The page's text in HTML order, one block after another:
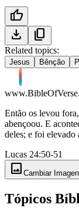
thumb_up
download
content_copy
Related topics:
Jesus Bênção
Então os levou
abençoou. E
deles; e foi elevado
Lucas 24:50-51
image Cambiar Imagen
Tópicos